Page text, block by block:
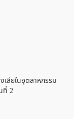
เสียในอุตสาหกรรม
ที่ 2